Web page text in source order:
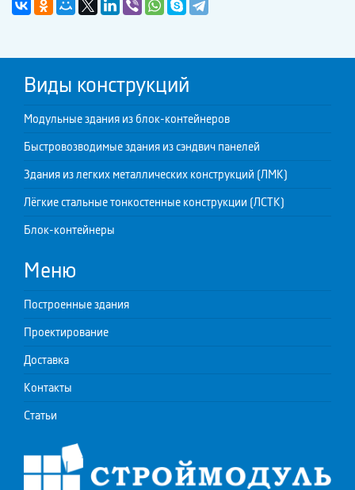
Виды конструкций
Модульные здания из блок-контейнеров
Быстровозводимые здания из сэндвич панелей
Здания из легких металлических конструкций (ЛМК)
Лёгкие стальные тонкостенные конструкции (ЛСТК)
Блок-контейнеры
Меню
Построенные здания
Проектирование
Доставка
Контакты
Статьи